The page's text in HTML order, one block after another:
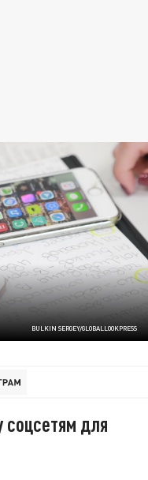
BULKIN SERGEY/GLOBALLOOKPRESS
для